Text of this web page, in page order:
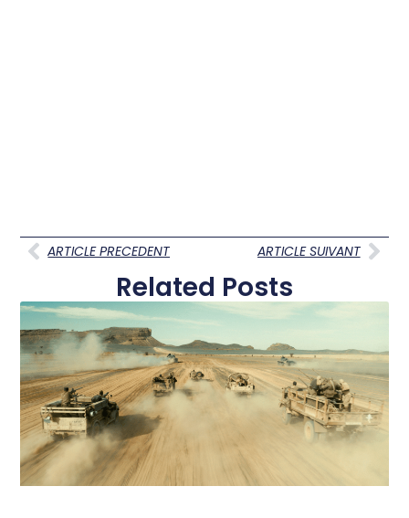
ARTICLE PRECEDENT ARTICLE SUIVANT
Related Posts